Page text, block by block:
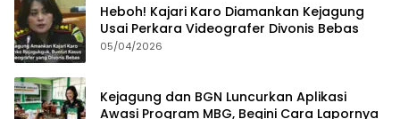
Heboh! Kajari Karo Diamankan Kejagung
Usai Perkara Videografer Divonis Bebas
05/04/2026
Kejagung dan BGN Luncurkan Aplikasi
Awasi Program MBG, Begini Cara Lapornya